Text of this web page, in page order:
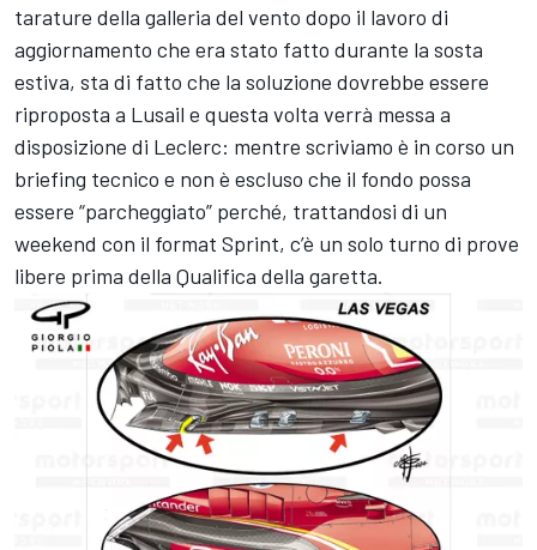
tarature della galleria del vento dopo il lavoro di
aggiornamento che era stato fatto durante la sosta
estiva, sta di fatto che la soluzione dovrebbe essere
riproposta a Lusail e questa volta verrà messa a
disposizione di Leclerc: mentre scriviamo è in corso un
briefing tecnico e non è escluso che il fondo possa
essere “parcheggiato” perché, trattandosi di un
weekend con il format Sprint, c’è un solo turno di prove
libere prima della Qualifica della garetta.